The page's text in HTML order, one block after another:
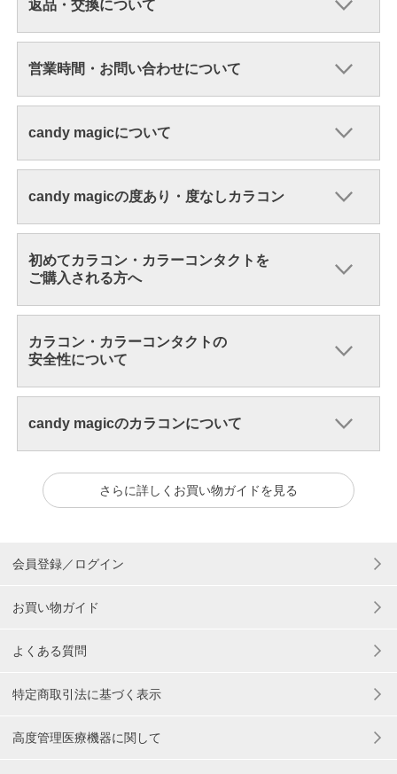
返品・交換について
営業時間・お問い合わせについて
candy magicについて
candy magicの度あり・度なしカラコン
初めてカラコン・カラーコンタクトを
ご購入される方へ
カラコン・カラーコンタクトの
安全性について
candy magicのカラコンについて
さらに詳しくお買い物ガイドを見る
会員登録／ログイン
お買い物ガイド
よくある質問
特定商取引法に基づく表示
高度管理医療機器に関して